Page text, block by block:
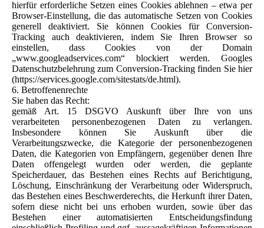
hierfür erforderliche Setzen eines Cookies ablehnen – etwa per
Browser-Einstellung, die das automatische Setzen von Cookies
generell deaktiviert. Sie können Cookies für Conversion-
Tracking auch deaktivieren, indem Sie Ihren Browser so
einstellen, dass Cookies von der Domain
„www.googleadservices.com“ blockiert werden. Googles
Datenschutzbelehrung zum Conversion-Tracking finden Sie hier
(https://services.google.com/sitestats/de.html).
6. Betroffenenrechte
Sie haben das Recht:
gemäß Art. 15 DSGVO Auskunft über Ihre von uns
verarbeiteten personenbezogenen Daten zu verlangen.
Insbesondere können Sie Auskunft über die
Verarbeitungszwecke, die Kategorie der personenbezogenen
Daten, die Kategorien von Empfängern, gegenüber denen Ihre
Daten offengelegt wurden oder werden, die geplante
Speicherdauer, das Bestehen eines Rechts auf Berichtigung,
Löschung, Einschränkung der Verarbeitung oder Widerspruch,
das Bestehen eines Beschwerderechts, die Herkunft ihrer Daten,
sofern diese nicht bei uns erhoben wurden, sowie über das
Bestehen einer automatisierten Entscheidungsfindung